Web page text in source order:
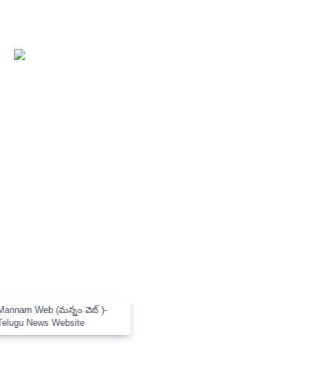
×
Mannam Web (మన్నం వెబ్ )-
Telugu News Website